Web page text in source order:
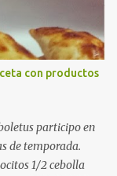
1. Prepara las
duras y córtalas en
con limón para
añade un buen
costillas a fuego
más sabor ten...
con productos
participo en
de temporada.
1/2 cebolla